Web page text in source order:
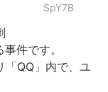
SpY7B
件です。
「QQ」内で、ユ